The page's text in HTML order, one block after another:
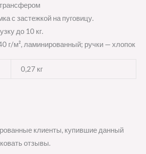
с застежкой на пуговицу.
до 10 кг.
г/м², ламинированный; ручки — хлопок
0,27 кг
клиенты, купившие данный
отзывы.